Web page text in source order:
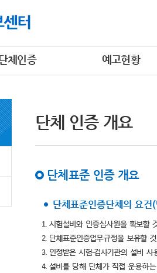
체인증 예고현황
단체 인증 개요
단체표준 인증 개요